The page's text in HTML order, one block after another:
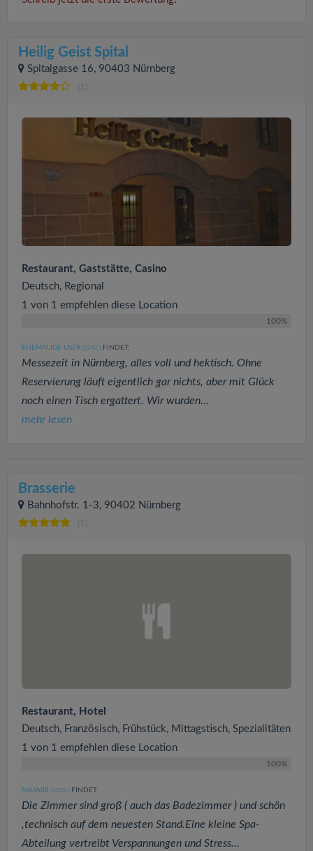
Heilig Geist Spital
Spitalgasse 16, 90403 Nürnberg
Restaurant, Gaststätte, Casino
Deutsch, Regional
1 von 1 empfehlen diese Location
100%
EHEMALIGE USER (3742 ) FINDET:
Messezeit in Nürnberg, alles voll und hektisch. Ohne
Reservierung läuft eigentlich gar nichts, aber mit Glück
noch einen Tisch ergattert. Wir wurden...
mehr lesen
Brasserie
Bahnhofstr. 1-3, 90402 Nürnberg
(1)
Restaurant, Hotel
Deutsch, Französisch, Frühstück, Mittagstisch, Spezialitäten
1 von 1 empfehlen diese Location
100%
MAJA88 (1378 ) FINDET:
Die Zimmer sind groß ( auch das Badezimmer ) und schön
,technisch auf dem neuesten Stand.Eine kleine Spa-
Abteilung vertreibt Verspannungen und Stress...